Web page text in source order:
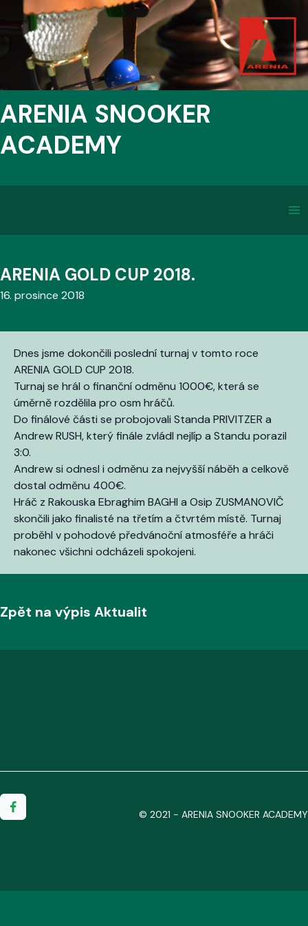
ARENIA SNOOKER
ACADEMY
ARENIA GOLD CUP 2018.
16. prosince 2018
Dnes jsme dokončili poslední turnaj v tomto roce
ARENIA GOLD CUP 2018.
Turnaj se hrál o finanční odměnu 1000€, která se
úměrně rozdělila pro osm hráčů.
Do finálové části se probojovali Standa PRIVITZER a
Andrew RUSH, který finále zvládl nejlíp a Standu porazil
3:0.
Andrew si odnesl i odměnu za nejvyšší náběh a celkově
dostal odměnu 400€.
Hráč z Rakouska Ebraghim BAGHI a Osip ZUSMANOVIČ
skončili jako finalisté na třetím a čtvrtém místě. Turnaj
proběhl v pohodové předvánoční atmosféře a hráči
nakonec všichni odcházeli spokojeni.
Zpět na výpis Aktualit
© 2021 - ARENIA SNOOKER ACADEMY